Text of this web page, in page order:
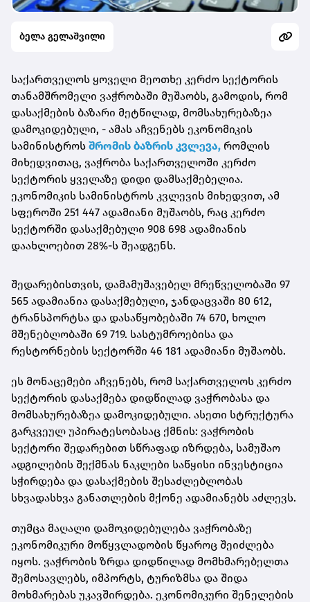
ბელა გელაშვილი
საქართველოს ყოველი მეოთხე კერძო სექტორის
თანამშრომელი ვაჭრობაში მუშაობს, გამოდის, რომ
დასაქმების ბაზარი მეტწილად, მომსახურებაზეა
დამოკიდებული, - ამას აჩვენებს ეკონომიკის
სამინისტროს შრომის ბაზრის კვლევა, რომლის
მიხედვითაც, ვაჭრობა საქართველოში კერძო
სექტორის ყველაზე დიდი დამსაქმებელია.
ეკონომიკის სამინისტროს კვლევის მიხედვით, ამ
სფეროში 251 447 ადამიანი მუშაობს, რაც კერძო
სექტორში დასაქმებული 908 698 ადამიანის
დაახლოებით 28%-ს შეადგენს.
შედარებისთვის, დამამუშავებელ მრეწველობაში 97
565 ადამიანია დასაქმებული, ჯანდაცვაში 80 612,
ტრანსპორტსა და დასაწყობებაში 74 670, ხოლო
მშენებლობაში 69 719. სასტუმროებისა და
რესტორნების სექტორში 46 181 ადამიანი მუშაობს.
ეს მონაცემები აჩვენებს, რომ საქართველოს კერძო
სექტორის დასაქმება დიდწილად ვაჭრობასა და
მომსახურებაზეა დამოკიდებული. ასეთი სტრუქტურა
გარკვეულ უპირატესობასაც ქმნის: ვაჭრობის
სექტორი შედარებით სწრაფად იზრდება, სამუშაო
ადგილების შექმნას ნაკლები საწყისი ინვესტიცია
სჭირდება და დასაქმების შესაძლებლობას
სხვადასხვა განათლების მქონე ადამიანებს აძლევს.
თუმცა მაღალი დამოკიდებულება ვაჭრობაზე
ეკონომიკური მოწყვლადობის წყაროც შეიძლება
იყოს. ვაჭრობის ზრდა დიდწილად მომხმარებელთა
შემოსავლებს, იმპორტს, ტურიზმსა და შიდა
მოხმარებას უკავშირდება. ეკონომიკური შენელების